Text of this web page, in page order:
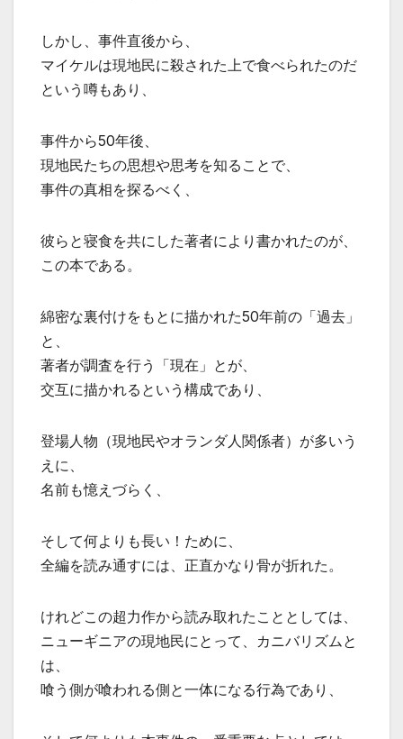
しかし、事件直後から、
マイケルは現地民に殺された上で食べられたのだ
という噂もあり、
事件から50年後、
現地民たちの思想や思考を知ることで、
事件の真相を探るべく、
彼らと寝食を共にした著者により書かれたのが、
この本である。
綿密な裏付けをもとに描かれた50年前の「過去」
と、
著者が調査を行う「現在」とが、
交互に描かれるという構成であり、
登場人物（現地民やオランダ人関係者）が多いう
えに、
名前も憶えづらく、
そして何よりも長い！ために、
全編を読み通すには、正直かなり骨が折れた。
けれどこの超力作から読み取れたこととしては、
ニューギニアの現地民にとって、カニバリズムと
は、
喰う側が喰われる側と一体になる行為であり、